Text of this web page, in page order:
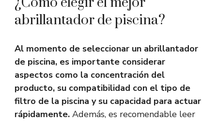
abrillantador de piscina?
Al momento de seleccionar un abrillantador
de piscina, es importante considerar
aspectos como la concentración del
producto, su compatibilidad con el tipo de
filtro de la piscina y su capacidad para actuar
rápidamente. Además, es recomendable leer